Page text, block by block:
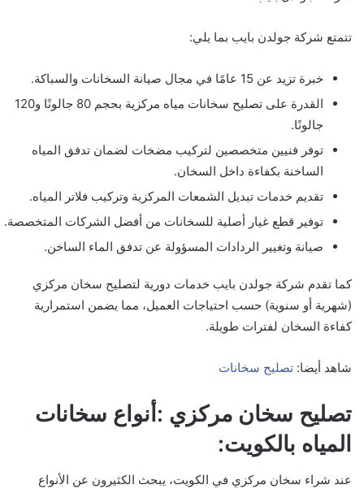
تتمتع شركة جولدن بايب بما يلي:
خبرة تزيد عن 15 عامًا في مجال صيانة السخانات والسباكة.
القدرة على تصليح سخانات مياه مركزية بحجم 80 جالونًا و120
جالونًا.
توفر فنيين متخصصين لتركيب مضخات لضمان تدفق المياه
الساخنة بكفاءة داخل السخان.
تقديم خدمات تبديل الشمعات المركزية وتركيب فلاتر المياه.
توفير قطع غيار أصلية للسخانات من أفضل الشركات المتخصصة.
صيانة وتغيير الردادات المسؤولة عن تدفق الماء الساخن.
كما تقدم شركة جولدن بايب خدمات دورية لتصليح سخان مركزي
(شهرية أو سنوية) حسب احتياجات العميل، مما يضمن استمرارية
كفاءة السخان لفترات طويلة.
شاهد أيضا: تصليح سخانات
تصليح سخان مركزي :أنواع سخانات
المياه بالكويت:
عند شراء سخان مركزي في الكويت، يبحث الكثيرون عن الأنواع